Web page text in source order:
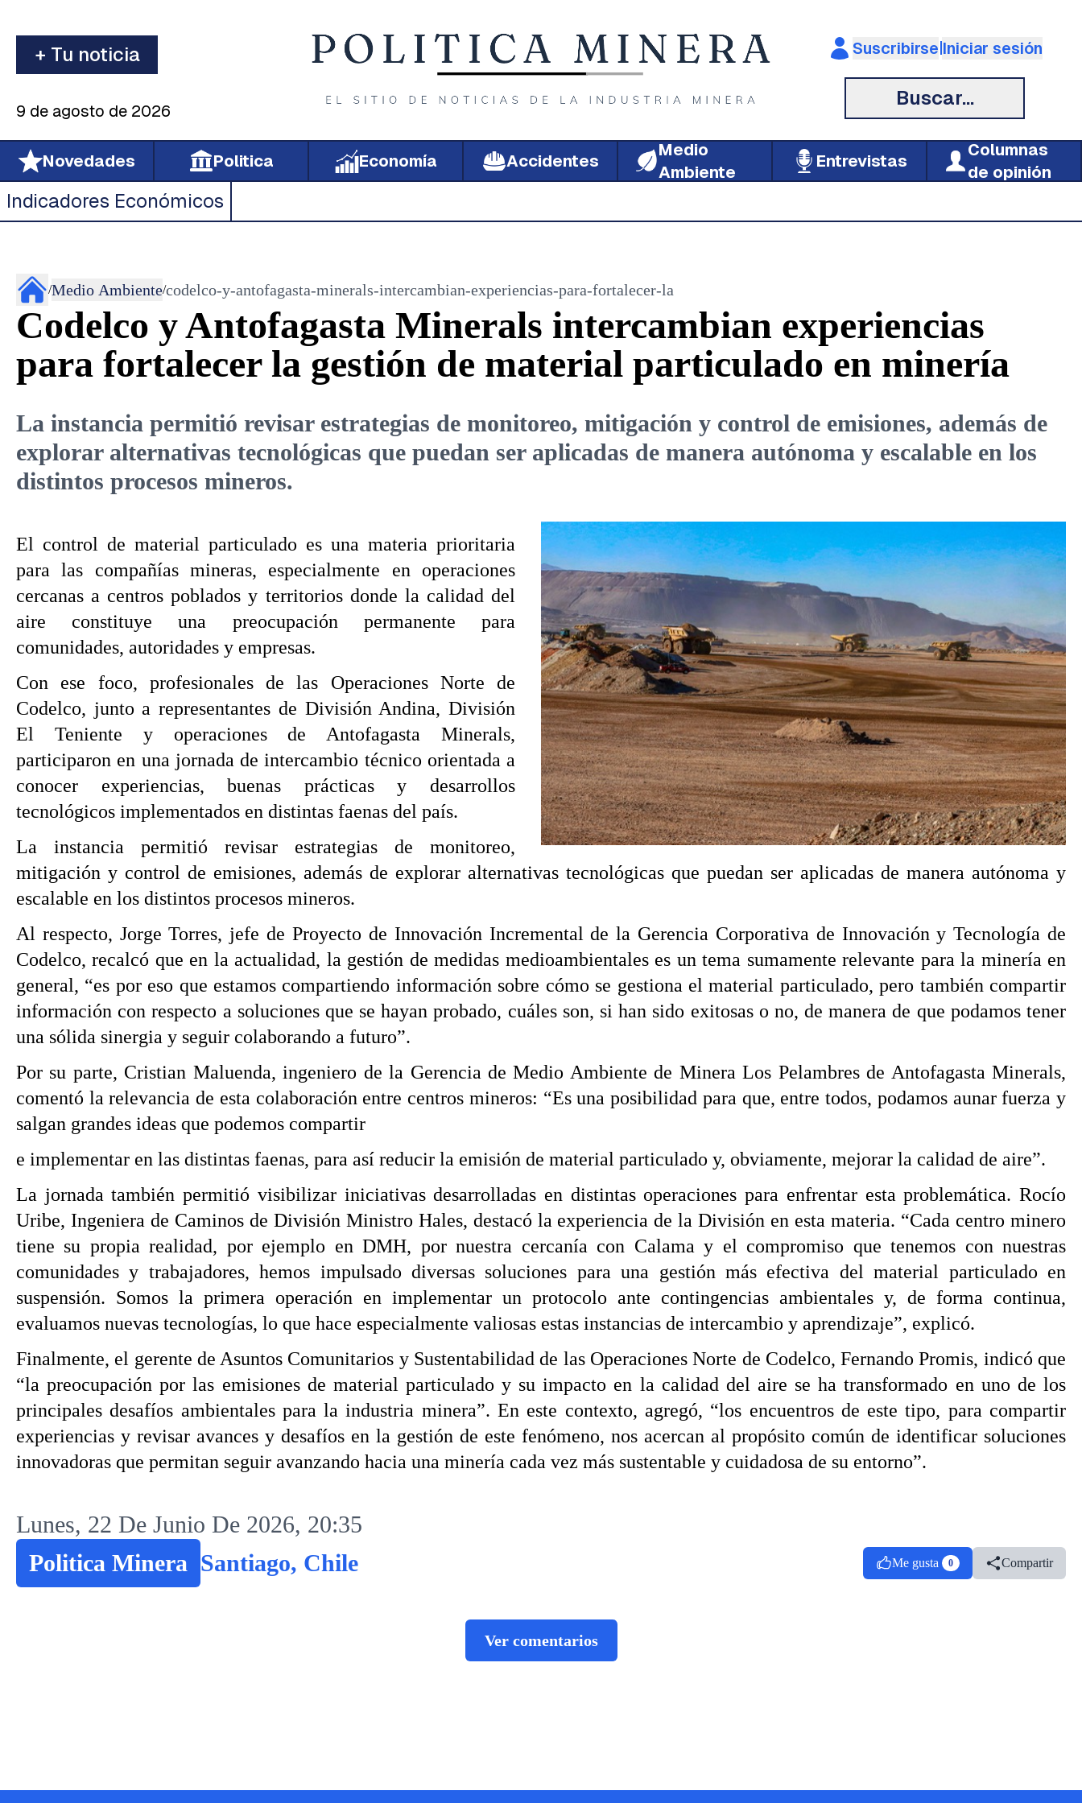
+ Tu noticia
9 de agosto de 2026
Suscribirse|Iniciar sesión
Buscar...
Novedades Politica Economía Accidentes
Medio
Ambiente
Entrevistas
Columnas
de opinión
Indicadores Económicos
/Medio Ambiente/codelco-y-antofagasta-minerals-intercambian-experiencias-para-fortalecer-la
Codelco y Antofagasta Minerals intercambian experiencias
para fortalecer la gestión de material particulado en minería
La instancia permitió revisar estrategias de monitoreo, mitigación y control de emisiones, además de
explorar alternativas tecnológicas que puedan ser aplicadas de manera autónoma y escalable en los
distintos procesos mineros.
El control de material particulado es una materia prioritaria
para las compañías mineras, especialmente en operaciones
cercanas a centros poblados y territorios donde la calidad del
aire constituye una preocupación permanente para
comunidades, autoridades y empresas.
Con ese foco, profesionales de las Operaciones Norte de
Codelco, junto a representantes de División Andina, División
El Teniente y operaciones de Antofagasta Minerals,
participaron en una jornada de intercambio técnico orientada a
conocer experiencias, buenas prácticas y desarrollos
tecnológicos implementados en distintas faenas del país.
La instancia permitió revisar estrategias de monitoreo,
mitigación y control de emisiones, además de explorar alternativas tecnológicas que puedan ser aplicadas de manera autónoma y
escalable en los distintos procesos mineros.
Al respecto, Jorge Torres, jefe de Proyecto de Innovación Incremental de la Gerencia Corporativa de Innovación y Tecnología de
Codelco, recalcó que en la actualidad, la gestión de medidas medioambientales es un tema sumamente relevante para la minería en
general, “es por eso que estamos compartiendo información sobre cómo se gestiona el material particulado, pero también compartir
información con respecto a soluciones que se hayan probado, cuáles son, si han sido exitosas o no, de manera de que podamos tener
una sólida sinergia y seguir colaborando a futuro”.
Por su parte, Cristian Maluenda, ingeniero de la Gerencia de Medio Ambiente de Minera Los Pelambres de Antofagasta Minerals,
comentó la relevancia de esta colaboración entre centros mineros: “Es una posibilidad para que, entre todos, podamos aunar fuerza y
salgan grandes ideas que podemos compartir
e implementar en las distintas faenas, para así reducir la emisión de material particulado y, obviamente, mejorar la calidad de aire”.
La jornada también permitió visibilizar iniciativas desarrolladas en distintas operaciones para enfrentar esta problemática. Rocío
Uribe, Ingeniera de Caminos de División Ministro Hales, destacó la experiencia de la División en esta materia. “Cada centro minero
tiene su propia realidad, por ejemplo en DMH, por nuestra cercanía con Calama y el compromiso que tenemos con nuestras
comunidades y trabajadores, hemos impulsado diversas soluciones para una gestión más efectiva del material particulado en
suspensión. Somos la primera operación en implementar un protocolo ante contingencias ambientales y, de forma continua,
evaluamos nuevas tecnologías, lo que hace especialmente valiosas estas instancias de intercambio y aprendizaje”, explicó.
Finalmente, el gerente de Asuntos Comunitarios y Sustentabilidad de las Operaciones Norte de Codelco, Fernando Promis, indicó que
“la preocupación por las emisiones de material particulado y su impacto en la calidad del aire se ha transformado en uno de los
principales desafíos ambientales para la industria minera”. En este contexto, agregó, “los encuentros de este tipo, para compartir
experiencias y revisar avances y desafíos en la gestión de este fenómeno, nos acercan al propósito común de identificar soluciones
innovadoras que permitan seguir avanzando hacia una minería cada vez más sustentable y cuidadosa de su entorno”.
Lunes, 22 De Junio De 2026, 20:35
Politica Minera Santiago, Chile Me gusta 0 Compartir
Ver comentarios